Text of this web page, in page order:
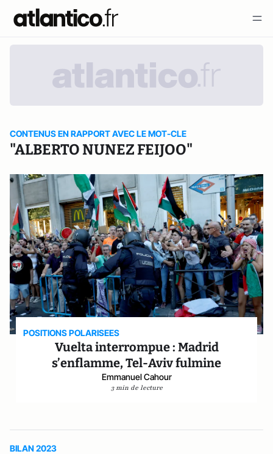
CONTENUS EN RAPPORT AVEC LE MOT-CLE
"ALBERTO NUNEZ FEIJOO"
POSITIONS POLARISEES
Vuelta interrompue : Madrid
s’enflamme, Tel-Aviv fulmine
Emmanuel Cahour
3 min de lecture
BILAN 2023